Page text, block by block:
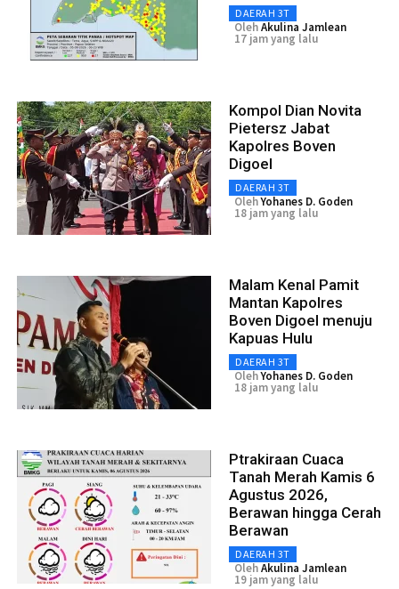
DAERAH 3T
OlehAkulina Jamlean
17 jam yang lalu
Kompol Dian Novita
Pietersz Jabat
Kapolres Boven
Digoel
DAERAH 3T
OlehYohanes D. Goden
18 jam yang lalu
Malam Kenal Pamit
Mantan Kapolres
Boven Digoel menuju
Kapuas Hulu
DAERAH 3T
OlehYohanes D. Goden
18 jam yang lalu
Ptrakiraan Cuaca
Tanah Merah Kamis 6
Agustus 2026,
Berawan hingga Cerah
Berawan
DAERAH 3T
OlehAkulina Jamlean
19 jam yang lalu